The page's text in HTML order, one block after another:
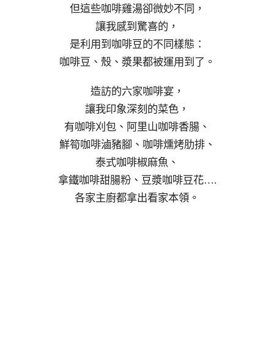
但這些咖啡雞湯卻微妙不同，
讓我感到驚喜的，
是利用到咖啡豆的不同樣態：
咖啡豆、殼、漿果都被運用到了。
造訪的六家咖啡宴，
讓我印象深刻的菜色，
有咖啡刈包、阿里山咖啡香腸、
鮮筍咖啡滷豬腳、咖啡燻烤肋排、
泰式咖啡椒麻魚、
拿鐵咖啡甜腸粉、豆漿咖啡豆花….
各家主廚都拿出看家本領。